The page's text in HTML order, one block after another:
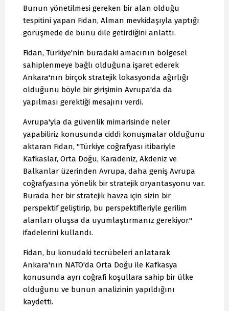
Bunun yönetilmesi gereken bir alan olduğu
tespitini yapan Fidan, Alman mevkidaşıyla yaptığı
görüşmede de bunu dile getirdiğini anlattı.
Fidan, Türkiye'nin buradaki amacının bölgesel
sahiplenmeye bağlı olduğuna işaret ederek
Ankara'nın birçok stratejik lokasyonda ağırlığı
olduğunu böyle bir girişimin Avrupa'da da
yapılması gerektiği mesajını verdi.
Avrupa'yla da güvenlik mimarisinde neler
yapabiliriz konusunda ciddi konuşmalar olduğunu
aktaran Fidan, "Türkiye coğrafyası itibariyle
Kafkaslar, Orta Doğu, Karadeniz, Akdeniz ve
Balkanlar üzerinden Avrupa, daha geniş Avrupa
coğrafyasına yönelik bir stratejik oryantasyonu var.
Burada her bir stratejik havza için sizin bir
perspektif geliştirip, bu perspektifleriyle gerilim
alanları oluşsa da uyumlaştırmanız gerekiyor."
ifadelerini kullandı.
Fidan, bu konudaki tecrübeleri anlatarak
Ankara'nın NATO'da Orta Doğu ile Kafkasya
konusunda ayrı coğrafi koşullara sahip bir ülke
olduğunu ve bunun analizinin yapıldığını
kaydetti.